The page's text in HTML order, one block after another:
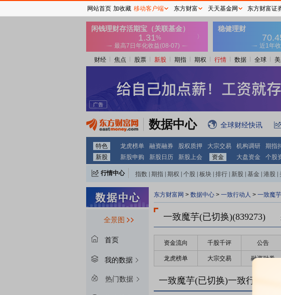
财经 焦点 股票 新股 期指 期权 行情 数据 全球
数据中心 全球财经快讯
特色 龙虎榜单 融资融券 股权质押 大宗交易 机构调研 期指
新股
新股申购 新股日历 新股上会 资金 大盘资金 个股
行情中心 指数 期指 期权 个股 板块 排行 新股 基金 港股
全景图
首页
我的数据
热门数据
东方财富网 > 数据中心 > 一致行动人 > 一致魔
一致魔芋(已切换)(839273)
资金流向 千股千评 公告
龙虎榜单 大宗交易 融资融券
一致魔芋(已切换)一致行动人
网站首页 加收藏 移动客户端 东方财富 天天基金网 东方财富证